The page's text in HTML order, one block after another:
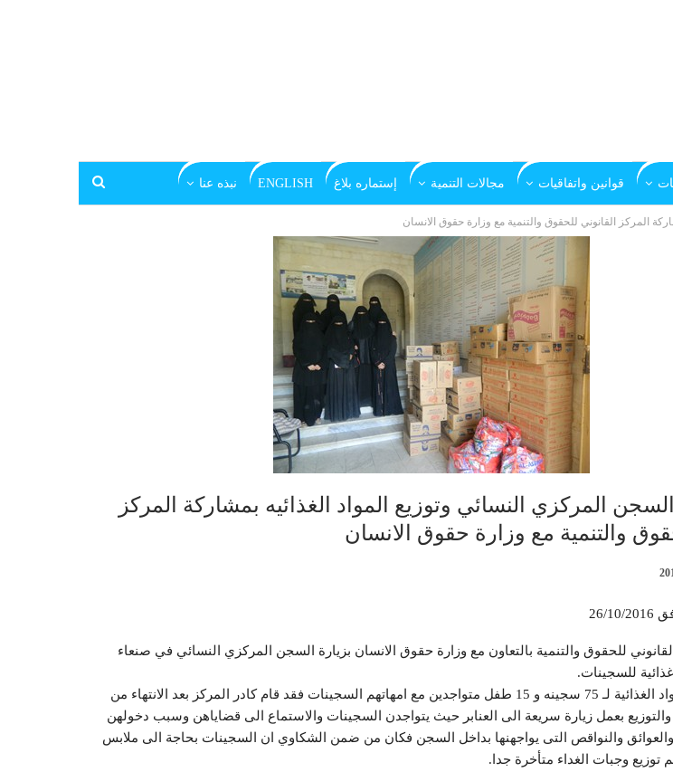
قوانين واتفاقيات مجالات التنمية إستماره بلاغ ENGLISH نبذه عنا
المركز القانوني للحقوق والتنمية مع وزارة حقوق الانسان
السجن المركزي النسائي وتوزيع المواد الغذائيه بمشاركة المركز
والتنمية مع وزارة حقوق الانسان
للحقوق والتنمية بالتعاون مع وزارة حقوق الانسان بزيارة السجن المركزي النسائي في صنعاء
للسجينات.
تم توزيع المواد الغذائية لـ 75 سجينه و 15 طفل متواجدين مع امهاتهم السجينات فقد قام كادر المركز بعد الانتهاء من
والتوزيع بعمل زيارة سريعة الى العنابر حيث يتواجدن السجينات والاستماع الى قضاياهن وسبب دخولهن
والنواقص التى يواجهنها بداخل السجن فكان من ضمن الشكاوي ان السجينات بحاجة الى ملابس
توزيع وجبات الغداء متأخرة جدا.